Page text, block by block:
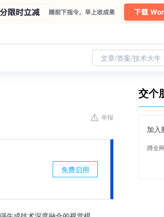
文章/答案/技术大牛
举报
免费启用
交个
加入
蹲全